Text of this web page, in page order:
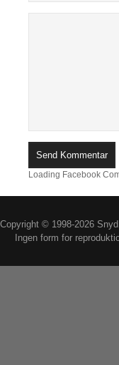
Loading Facebook
Copyright © 1998-2026
Ingen form for